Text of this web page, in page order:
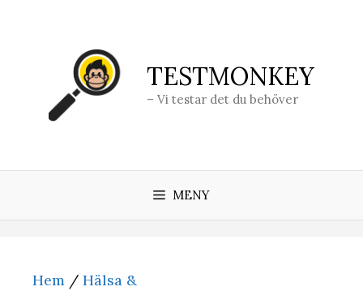
TESTMONKEY
– Vi testar det du behöver
MENY
Hem / Hälsa &